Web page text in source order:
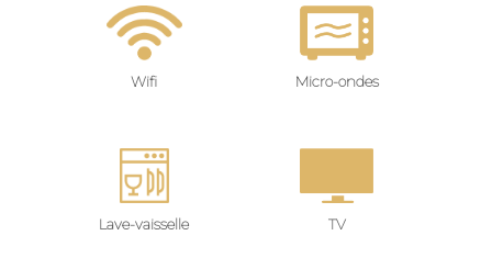
Wifi Micro-ondes
Lave-vaisselle TV